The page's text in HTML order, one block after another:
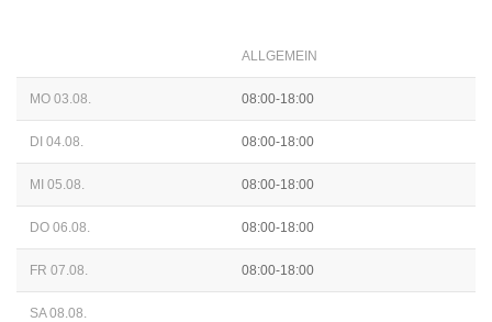
ALLGEMEIN
MO 03.08. 08:00-18:00
DI 04.08. 08:00-18:00
MI 05.08. 08:00-18:00
DO 06.08. 08:00-18:00
FR 07.08. 08:00-18:00
SA 08.08.